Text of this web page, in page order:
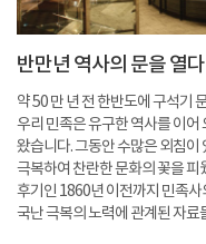
반만년 역사의 문을 열다
약 50 만 년 전 한반도에 구석기
우리 민족은 유구한 역사를 이어
왔습니다. 그동안 수많은 외침이
극복하여 찬란한 문화의 꽃을 피
후기인 1860년 이전까지 민족
국난 극복의 노력에 관계된 자료